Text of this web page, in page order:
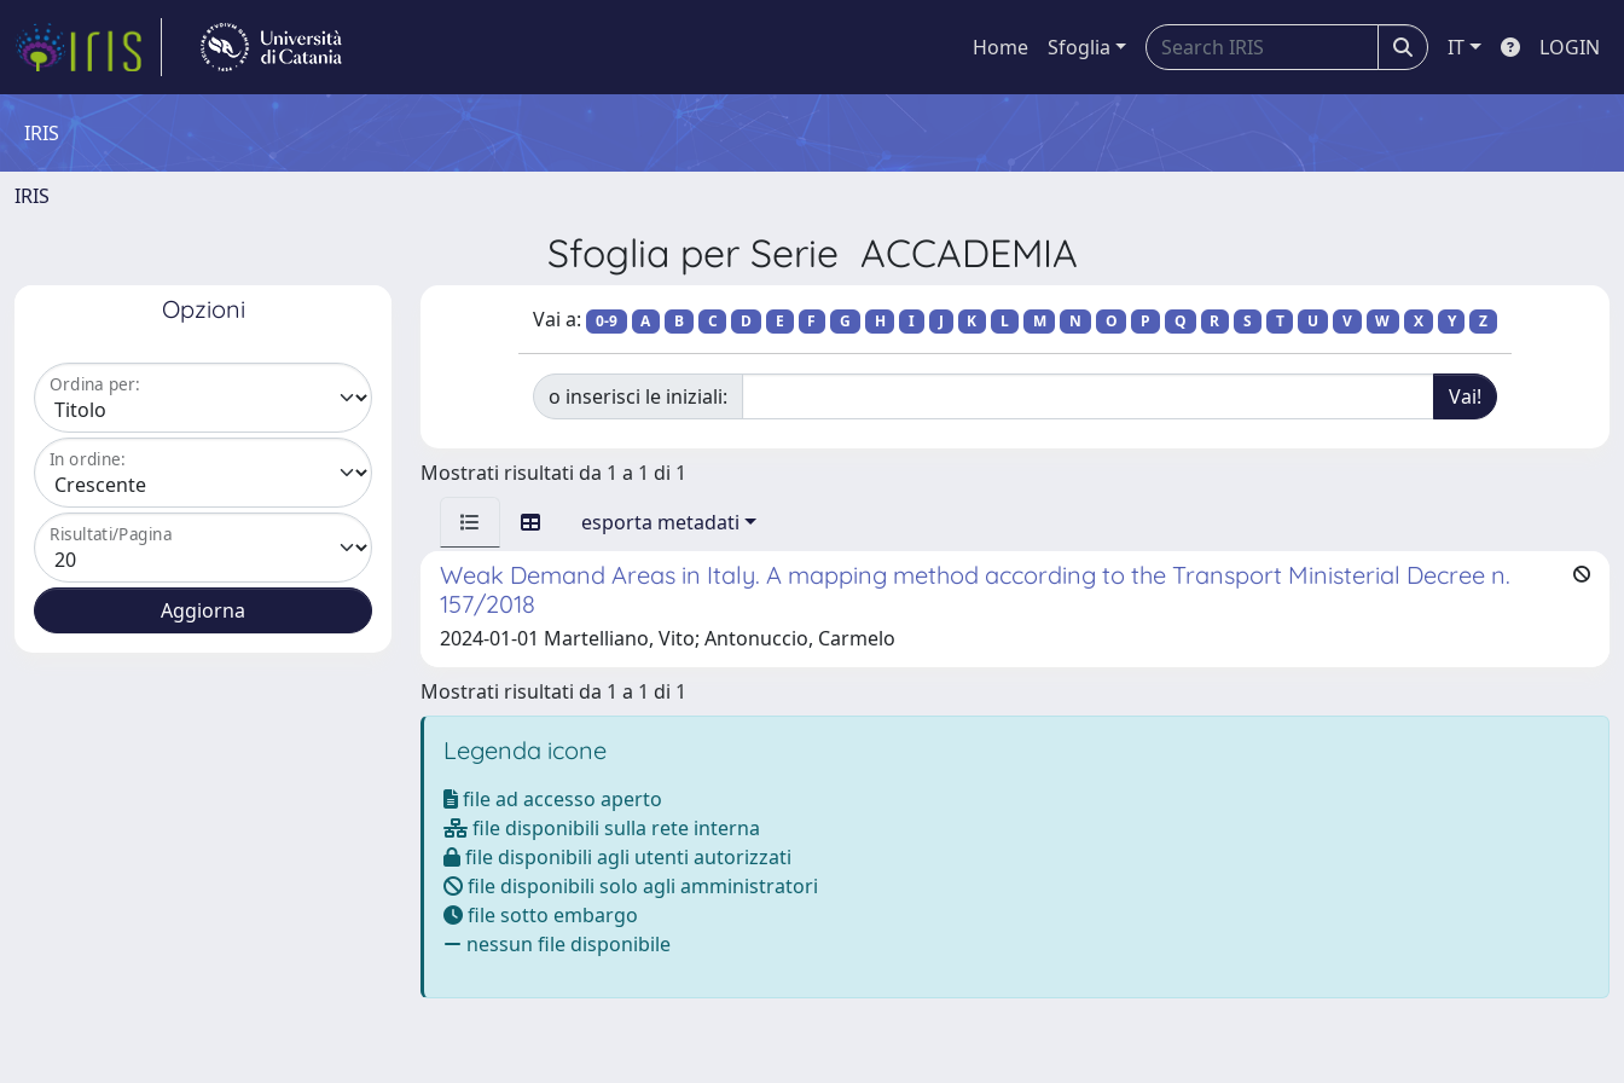
Home Sfoglia IT LOGIN
IRIS
IRIS
Sfoglia per Serie ACCADEMIA
Opzioni
Ordina per:
In ordine:
Risultati/Pagina
Vai a: 0-9 A B C D E F G H I J K L M N O P Q R S T U V W X Y Z
o inserisci le iniziali:
Mostrati risultati da 1 a 1 di 1
esporta metadati
Weak Demand Areas in Italy. A mapping method according to the Transport Ministerial Decree n.
157/2018
2024-01-01 Martelliano, Vito; Antonuccio, Carmelo
Mostrati risultati da 1 a 1 di 1
Legenda icone
file ad accesso aperto
file disponibili sulla rete interna
file disponibili agli utenti autorizzati
file disponibili solo agli amministratori
file sotto embargo
nessun file disponibile